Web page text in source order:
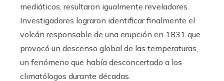
mediáticos, resultaron igualmente reveladores.
Investigadores lograron identificar finalmente el
volcán responsable de una erupción en 1831 que
provocó un descenso global de las temperaturas,
un fenómeno que había desconcertado a los
climatólogos durante décadas.